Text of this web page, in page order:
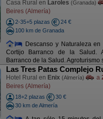
Casa Rural en Laroles (Granada)
Beires (Almería)
2-35+5 plazas
24 €
100 km de Granada
Descanso y Naturaleza
Cortijo Barranco de la Salud.
Barranco de la Salud. Agroturismo
Las Tres Patas Complejo
Hotel Rural en Enix (Almería) a
Beires (Almería)
18+2 plazas
30 €
30 km de Almería